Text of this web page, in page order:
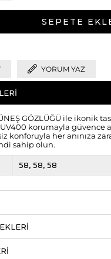
YORUM YAZ
GÖZLÜĞÜ ile ikonik
korumayla güvence
konforuyla her anınıza
sahip olun.
58 58 58